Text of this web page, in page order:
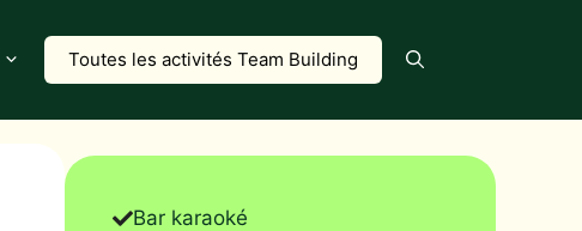
Toutes les activités Team Building
Bar karaoké